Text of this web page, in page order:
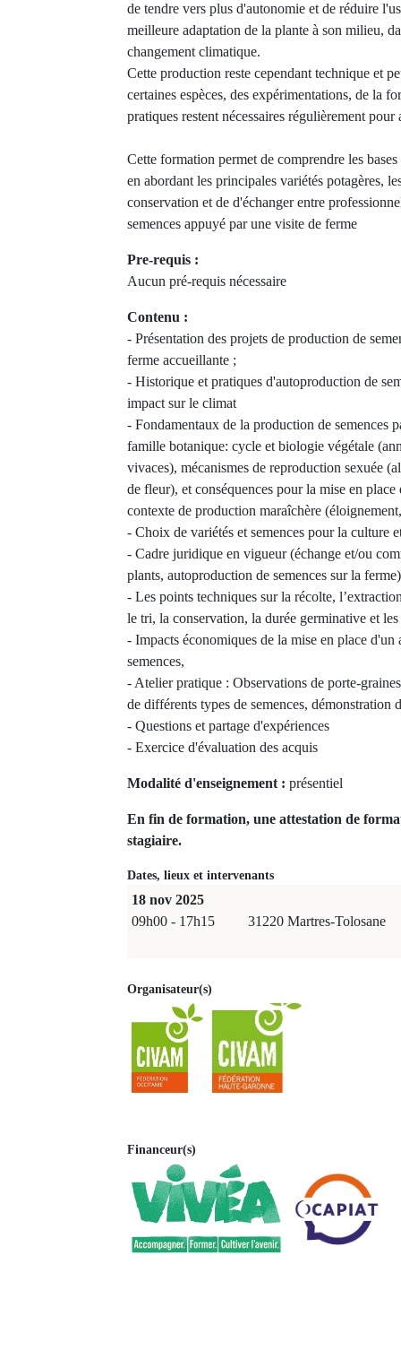
de tendre vers plus d'autonomie et de réduire
meilleure adaptation de la plante à son milieu,
changement climatique.
Cette production reste cependant technique et
certaines espèces, des expérimentations, de la
pratiques restent nécessaires régulièrement
Cette formation permet de comprendre les
en abordant les principales variétés potagères,
conservation et de d'échanger entre
semences appuyé par une visite de ferme
Pre-requis :
Aucun pré-requis nécessaire
Contenu :
- Présentation des projets de production de
ferme accueillante ;
- Historique et pratiques d'autoproduction de
impact sur le climat
- Fondamentaux de la production de semences
famille botanique: cycle et biologie végétale
vivaces), mécanismes de reproduction sexuée
de fleur), et conséquences pour la mise en place
contexte de production maraîchère
- Choix de variétés et semences pour la culture
- Cadre juridique en vigueur (échange et/ou
plants, autoproduction de semences sur la ferme)
- Les points techniques sur la récolte,
le tri, la conservation, la durée germinative et
- Impacts économiques de la mise en place
semences,
- Atelier pratique : Observations de porte-
de différents types de semences, démonstration
- Questions et partage d'expériences
- Exercice d'évaluation des acquis
Modalité d'enseignement : présentiel
En fin de formation, une attestation de
stagiaire.
Dates, lieux et intervenants
18 nov 2025
09h00 - 17h15
31220 Martres-Tolosane
Organisateur(s)
Financeur(s)